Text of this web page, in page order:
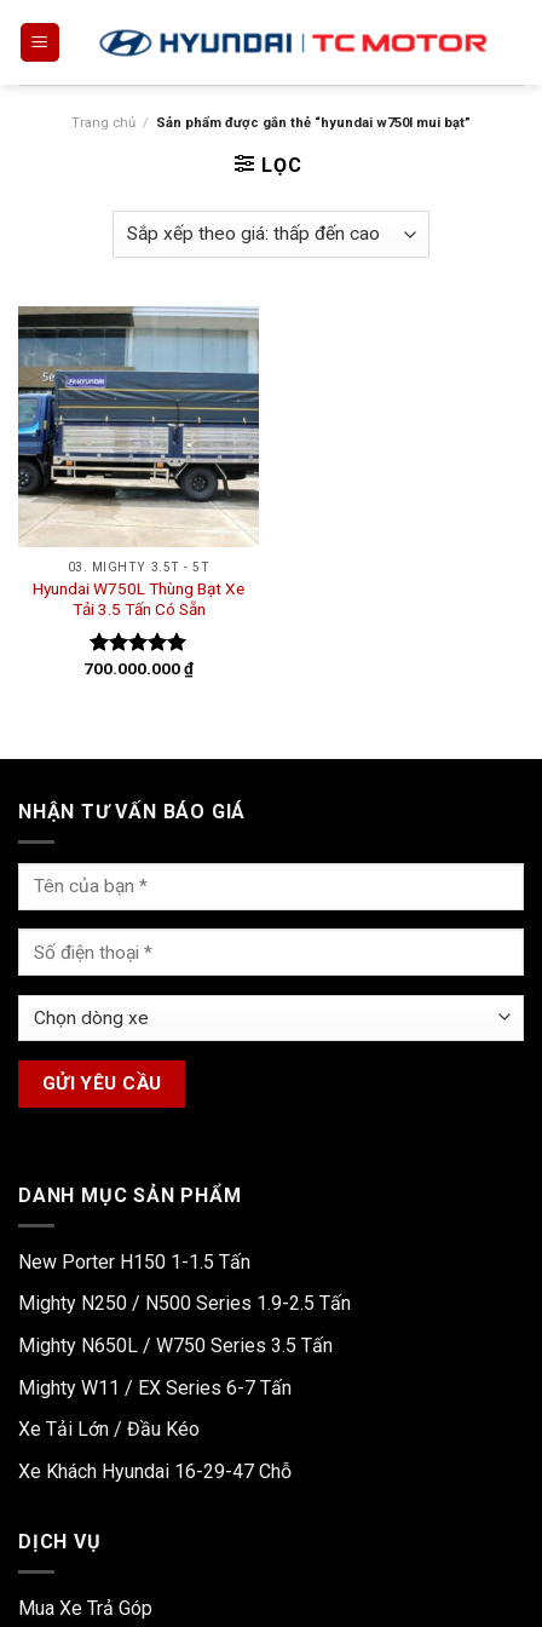
Trang chủ / Sản phẩm được gắn thẻ “hyundai w750l mui bạt”
LỌC
03. MIGHTY 3.5T - 5T
Hyundai W750L Thùng Bạt Xe
Tải 3.5 Tấn Có Sẵn
Được xếp
700.000.000₫
NHẬN TƯ VẤN BÁO GIÁ
DANH MỤC SẢN PHẨM
New Porter H150 1-1.5 Tấn
Mighty N250 / N500 Series 1.9-2.5 Tấn
Mighty N650L / W750 Series 3.5 Tấn
Mighty W11 / EX Series 6-7 Tấn
Xe Tải Lớn / Đầu Kéo
Xe Khách Hyundai 16-29-47 Chỗ
DỊCH VỤ
Mua Xe Trả Góp